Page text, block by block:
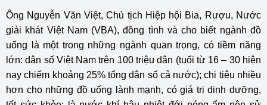
Ông Nguyễn Văn Việt, Chủ tịch Hiệp hội Bia, Rượu, Nước
giải khát Việt Nam (VBA), đồng tình và cho biết ngành đồ
uống là một trong những ngành quan trọng, có tiềm năng
lớn: dân số Việt Nam trên 100 triệu dân (tuổi từ 16 – 30 hiện
nay chiếm khoảng 25% tổng dân số cả nước); chi tiêu nhiều
hơn cho những đồ uống lành mạnh, có giá trị dinh dưỡng,